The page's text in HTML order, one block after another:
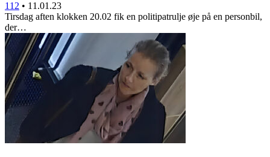
112 • 11.01.23
Tirsdag aften klokken 20.02 fik en politipatrulje øje på en personbil,
der…